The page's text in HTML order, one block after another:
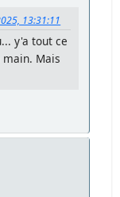
13:31:11
y'a tout ce
Mais